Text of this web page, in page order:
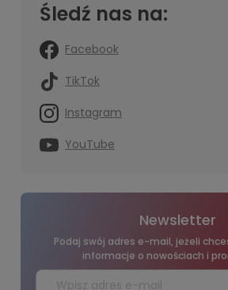
Śledź nas na:
Facebook
TikTok
Instagram
YouTube
Newsletter
Podaj swój adres e-mail, jeżeli
informacje o nowościach i